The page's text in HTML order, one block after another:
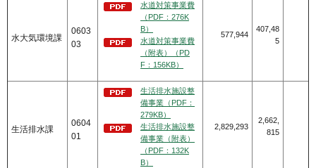
水大気環境課
0603
03
水道対策事業費
（PDF：276K
B）
水道対策事業費
（附表）（PD
F：156KB）
577,944
407,48
5
生活排水課
0604
01
生活排水施設整
備事業（PDF：
279KB）
生活排水施設整
備事業（附表）
（PDF：132K
B）
2,829,293
2,662,
815